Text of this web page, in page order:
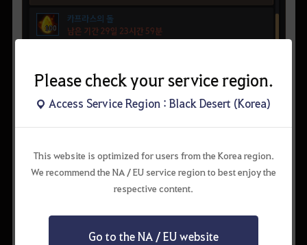
Please check your service region.
Access Service Region : Black Desert (Korea)
This website is optimized for users from the Korea region.
We recommend the NA / EU service region to best enjoy the
respective content.
Go to the NA / EU website